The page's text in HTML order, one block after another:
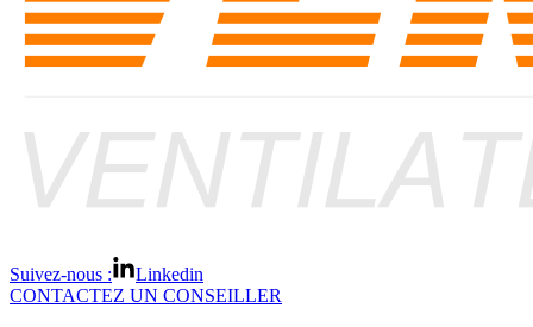
Suivez-nous :
Linkedin
CONTACTEZ UN CONSEILLER